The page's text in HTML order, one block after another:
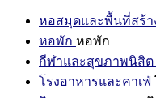
หอสมุดและพื้นที่สร้า
หอพัก หอพัก
กีฬาและสุขภาพนิสิต
โรงอาหารและคาเฟ่